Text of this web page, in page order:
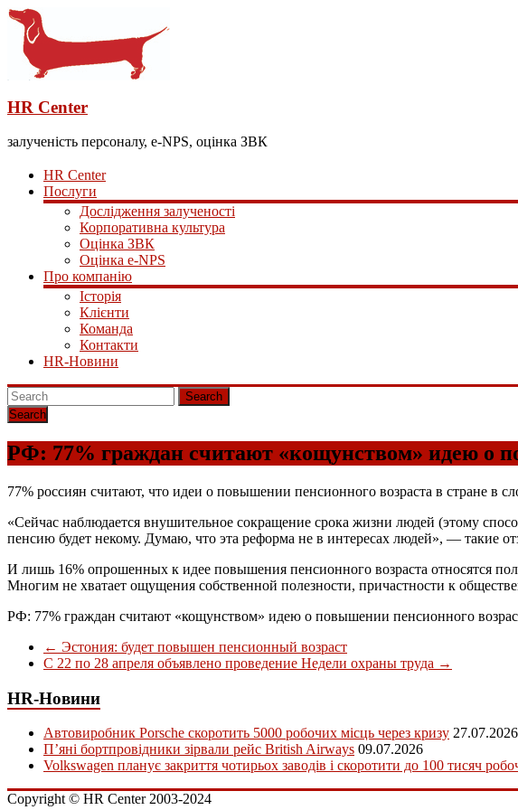
HR Center
залученість персоналу, e-NPS, оцінка ЗВК
HR Center
Послуги
Дослідження залученості
Корпоративна культура
Оцінка ЗВК
Оцінка e-NPS
Про компанію
Історія
Клієнти
Команда
Контакти
HR-Новини
Search
РФ: 77% граждан считают «кощунством» идею о
77% россиян считают, что идеи о повышении пенсионного возраста в стране в
«Сейчас наблюдается внушительное сокращение срока жизни людей (этому
пенсию будет некому. Думаю, что эта реформа не в интересах людей», — такие
И лишь 16% опрошенных к идее повышения пенсионного возраста относятся
Многим не хватает ощущения собственной полезности, причастности к
РФ: 77% граждан считают «кощунством» идею о повышении пенсионного
← Эстония: будет повышен пенсионный возраст
С 22 по 28 апреля объявлено проведение Недели охраны труда →
HR-Новини
Автовиробник Porsche скоротить 5000 робочих місць через кризу 27.07.2026
П’яні бортпровідники зірвали рейс British Airways 09.07.2026
Volkswagen планує закриття чотирьох заводів і скоротити до 100 тисяч
Copyright © HR Center 2003-2024